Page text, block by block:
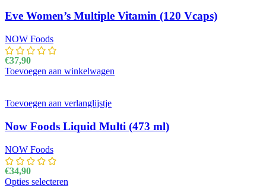
Eve Women’s Multiple Vitamin (120 Vcaps)
NOW Foods
€37,90
Toevoegen aan winkelwagen
Toevoegen aan verlanglijstje
Now Foods Liquid Multi (473 ml)
NOW Foods
€34,90
Opties selecteren